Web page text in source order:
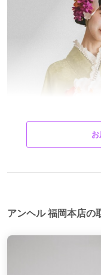
アンヘル 福岡本店の